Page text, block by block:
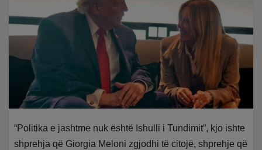
“Politika e jashtme nuk është Ishulli i Tundimit”, kjo ishte
shprehja që Giorgia Meloni zgjodhi të citojë, shprehje që